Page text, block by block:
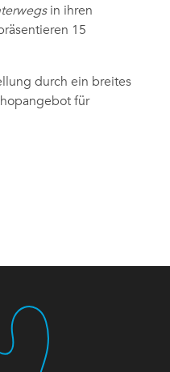
in ihren
15
durch ein breites
für